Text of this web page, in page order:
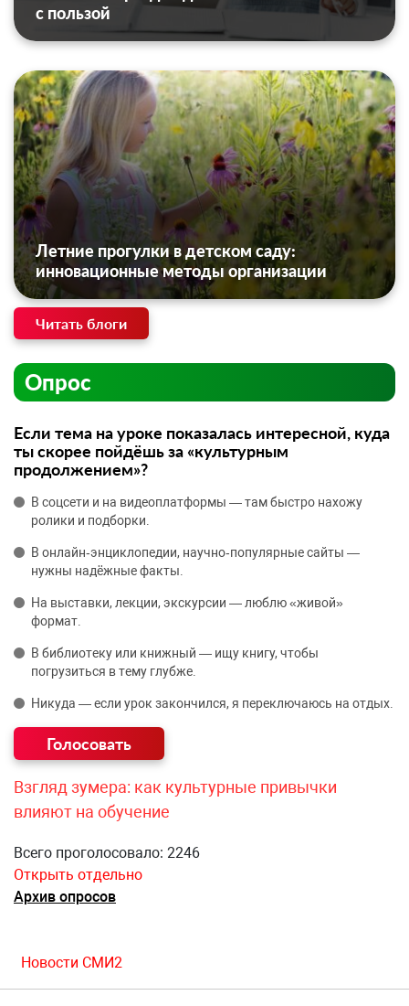
с пользой
Летние прогулки в детском саду:
инновационные методы организации
Читать блоги
Опрос
Если тема на уроке показалась интересной, куда
ты скорее пойдёшь за «культурным
продолжением»?
В соцсети и на видеоплатформы — там быстро нахожу
ролики и подборки.
В онлайн‑энциклопедии, научно‑популярные сайты —
нужны надёжные факты.
На выставки, лекции, экскурсии — люблю «живой»
формат.
В библиотеку или книжный — ищу книгу, чтобы
погрузиться в тему глубже.
Никуда — если урок закончился, я переключаюсь на отдых.
Взгляд зумера: как культурные привычки
влияют на обучение
Всего проголосовало: 2246
Открыть отдельно
Архив опросов
Новости СМИ2